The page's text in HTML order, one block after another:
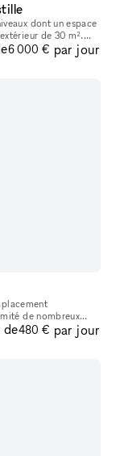
dont un espace
de 30 m².
6 000 € par jour
de nombreux
de480 € par jour